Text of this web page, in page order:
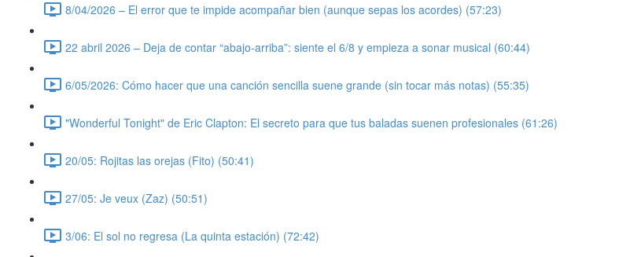
8/04/2026 – El error que te impide acompañar bien (aunque sepas los acordes) (57:23)
22 abril 2026 – Deja de contar “abajo-arriba”: siente el 6/8 y empieza a sonar musical (60:44)
6/05/2026: Cómo hacer que una canción sencilla suene grande (sin tocar más notas) (55:35)
"Wonderful Tonight" de Eric Clapton: El secreto para que tus baladas suenen profesionales (61:26)
20/05: Rojitas las orejas (Fito) (50:41)
27/05: Je veux (Zaz) (50:51)
3/06: El sol no regresa (La quinta estación) (72:42)